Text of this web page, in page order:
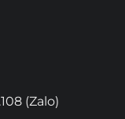
(Zalo)